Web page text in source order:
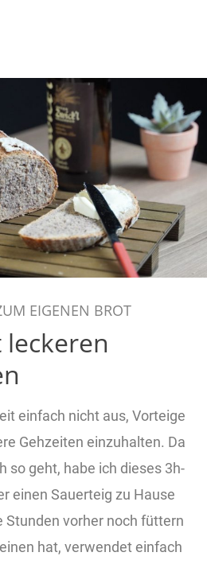
EIGENEN BROT
einfach nicht aus, Vorteige
Gehzeiten einzuhalten. Da
so geht, habe ich dieses 3h-
einen Sauerteig zu Hause
Stunden vorher noch füttern
hat, verwendet einfach